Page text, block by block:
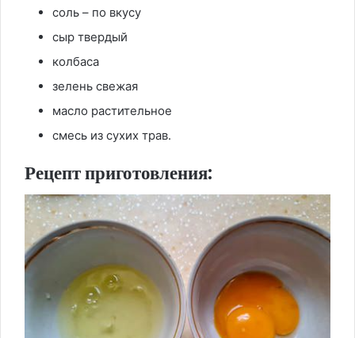
соль – по вкусу
сыр твердый
колбаса
зелень свежая
масло растительное
смесь из сухих трав.
Рецепт приготовления: